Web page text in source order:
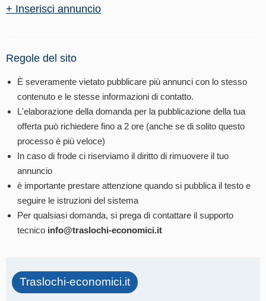
+ Inserisci annuncio
Regole del sito
È severamente vietato pubblicare più annunci con lo stesso
contenuto e le stesse informazioni di contatto.
L'elaborazione della domanda per la pubblicazione della tua
offerta può richiedere fino a 2 ore (anche se di solito questo
processo è più veloce)
In caso di frode ci riserviamo il diritto di rimuovere il tuo
annuncio
è importante prestare attenzione quando si pubblica il testo e
seguire le istruzioni del sistema
Per qualsiasi domanda, si prega di contattare il supporto
tecnico info@traslochi-economici.it
Traslochi-economici.it